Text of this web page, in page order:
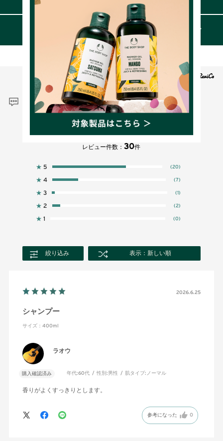
成分
レビュー
4.5
レビュー件数：30件
★ 5 (20)
★ 4 (7)
★ 3 (1)
★ 2 (2)
★ 1 (0)
絞り込み 表示：新しい順
2026.6.25
シャンプー
サイズ：400ml
ラオウ
購入確認済み 年代:60代 性別: 男性 肌タイプ: ノーマル
香りがよくすっきりとします。
参考になった 0